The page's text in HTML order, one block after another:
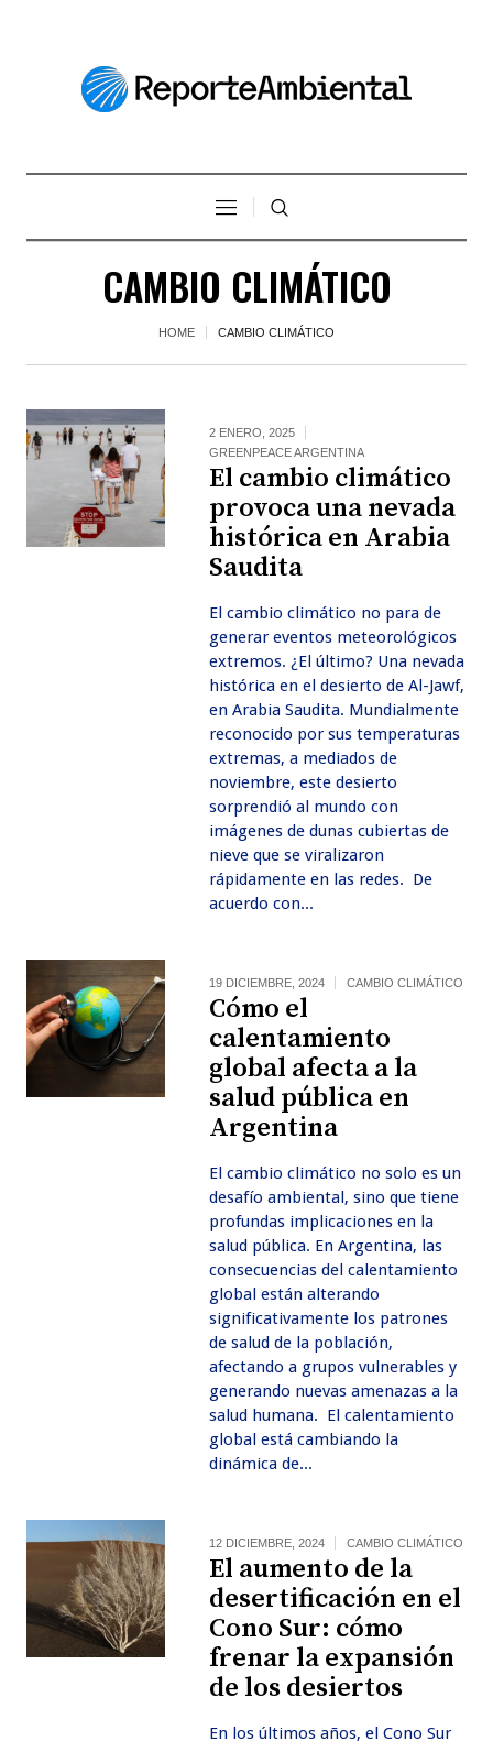
CAMBIO CLIMÁTICO
HOME CAMBIO CLIMÁTICO
2 ENERO, 2025
GREENPEACE ARGENTINA
El cambio climático
provoca una nevada
histórica en Arabia
Saudita
El cambio climático no para de
generar eventos meteorológicos
extremos. ¿El último? Una nevada
histórica en el desierto de Al-Jawf,
en Arabia Saudita. Mundialmente
reconocido por sus temperaturas
extremas, a mediados de
noviembre, este desierto
sorprendió al mundo con
imágenes de dunas cubiertas de
nieve que se viralizaron
rápidamente en las redes. De
acuerdo con...
19 DICIEMBRE, 2024 CAMBIO CLIMÁTICO
Cómo el
calentamiento
global afecta a la
salud pública en
Argentina
El cambio climático no solo es un
desafío ambiental, sino que tiene
profundas implicaciones en la
salud pública. En Argentina, las
consecuencias del calentamiento
global están alterando
significativamente los patrones
de salud de la población,
afectando a grupos vulnerables y
generando nuevas amenazas a la
salud humana. El calentamiento
global está cambiando la
dinámica de...
12 DICIEMBRE, 2024 CAMBIO CLIMÁTICO
El aumento de la
desertificación en el
Cono Sur: cómo
frenar la expansión
de los desiertos
En los últimos años, el Cono Sur